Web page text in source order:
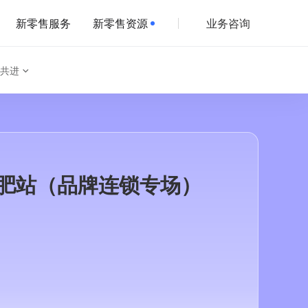
新零售服务 新零售资源 业务咨询
进
（品牌连锁专场）